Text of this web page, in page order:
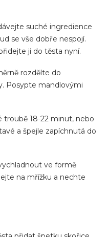
suché ingredience
se vše dobře nespojí.
ji do těsta nyní.
rozdělte do
Posypte mandlovými
18-22 minut, nebo
a špejle zapíchnutá do
ve formě
na mřížku a nechte